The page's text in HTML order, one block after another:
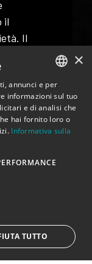
il
Il
il
città.
che
la
Ora
ITALIAN
ENGLISH
×
annunci e per
informazioni sul tuo
e di analisi che
hai fornito loro o
Informativa sulla
TUTTO